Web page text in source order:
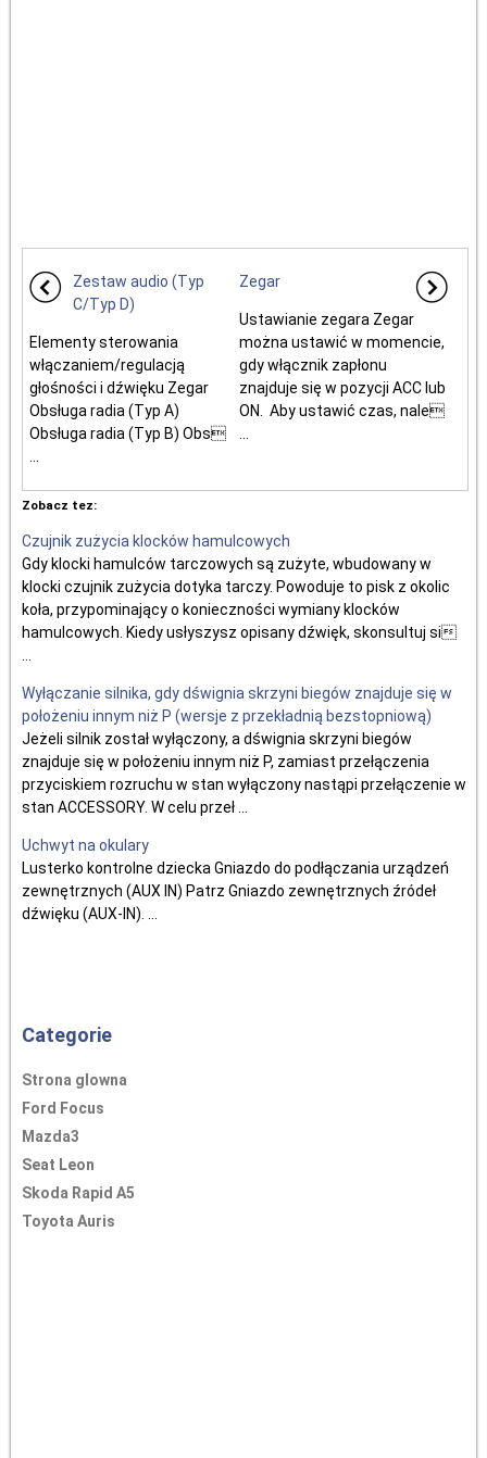
Zestaw audio (Typ
C/Typ D)
Elementy sterowania
włączaniem/regulacją
głośności i dźwięku Zegar
Obsługa radia (Typ A)
Obsługa radia (Typ B) Obs
Zegar
Ustawianie zegara Zegar
można ustawić w momencie,
gdy włącznik zapłonu
znajduje się w pozycji ACC lub
ON. Aby ustawić czas, nale
Zobacz tez:
Czujnik zużycia klocków hamulcowych
Gdy klocki hamulców tarczowych są zużyte, wbudowany w
klocki czujnik zużycia dotyka tarczy. Powoduje to pisk z okolic
koła, przypominający o konieczności wymiany klocków
hamulcowych. Kiedy usłyszysz opisany dźwięk, skonsultuj si
Wyłączanie silnika, gdy dśwignia skrzyni biegów znajduje się w
położeniu innym niż P (wersje z przekładnią bezstopniową)
Jeżeli silnik został wyłączony, a dśwignia skrzyni biegów
znajduje się w położeniu innym niż P, zamiast przełączenia
przyciskiem rozruchu w stan wyłączony nastąpi przełączenie w
stan ACCESSORY. W celu przeł ...
Uchwyt na okulary
Lusterko kontrolne dziecka Gniazdo do podłączania urządzeń
zewnętrznych (AUX IN) Patrz Gniazdo zewnętrznych źródeł
dźwięku (AUX-IN). ...
Categorie
Strona glowna
Ford Focus
Mazda3
Seat Leon
Skoda Rapid A5
Toyota Auris